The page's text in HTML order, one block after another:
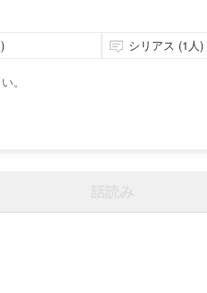
シリアス (1人)
。